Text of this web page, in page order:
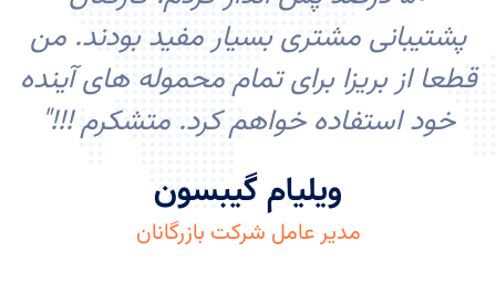
پشتیبانی مشتری بسیار مفید بودند. من
قطعا از بریزا برای تمام محموله های آینده
خود استفاده خواهم کرد. متشکرم !!!"
ویلیام گیبسون
مدیر عامل شرکت بازرگانان